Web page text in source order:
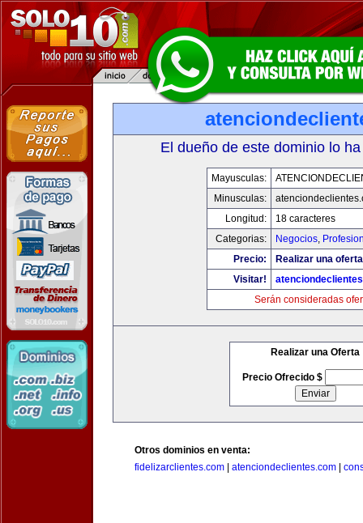
El dueño de este dominio lo
Mayusculas:
Minusculas:
Longitud:
18 caracteres
Categorias:
Negocios,
Precio:
Realizar una
Visitar!
Serán consideradas
Realizar una Oferta
Precio Ofrecido $
Otros dominios en venta:
fidelizarclientes.com
atenciondeclientes.com